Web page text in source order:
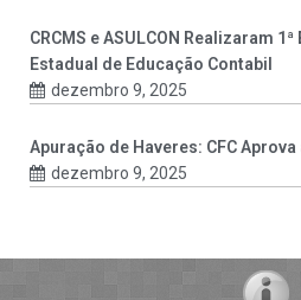
CRCMS e ASULCON Realizaram
Estadual de Educação Contabil
dezembro 9, 2025
Apuração de Haveres: CFC Aprova
dezembro 9, 2025